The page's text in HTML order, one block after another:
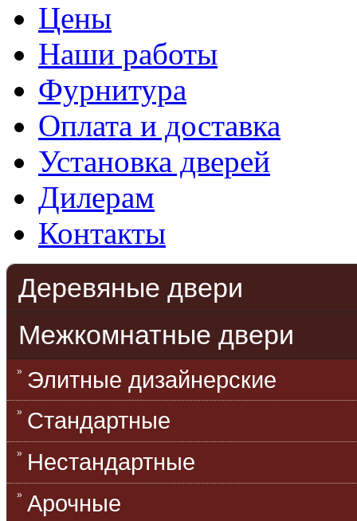
Цены
Наши работы
Фурнитура
Оплата и доставка
Установка дверей
Дилерам
Контакты
Деревяные двери
Межкомнатные двери
Элитные дизайнерские
Стандартные
Нестандартные
Арочные